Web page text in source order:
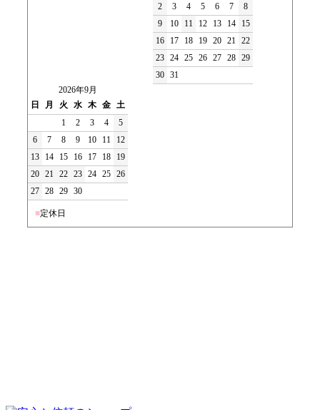
2
3 4 5 6 7
8
9
10 11 12 13 14
15
16
17 18 19 20 21 22
23 24 25 26 27 28 29
30 31
2026年9月
日
月 火 水 木 金 土
1
2 3 4
5
6
7 8 9 10 11
12
13
14 15 16 17 18
19
20 21 22 23 24 25 26
27 28 29 30
■定休日